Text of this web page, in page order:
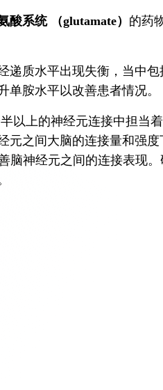
酸系统 （glutamate） 的药
递质水平出现失衡，当中包
胺水平以改善患者情况。
以上的神经元连接中担当
之间大脑的连接量和强度
神经元之间的连接表现